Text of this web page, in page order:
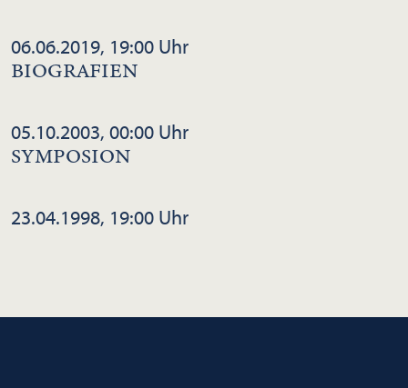
06.06.2019, 19:00 Uhr
BIOGRAFIEN
05.10.2003, 00:00 Uhr
SYMPOSION
23.04.1998, 19:00 Uhr